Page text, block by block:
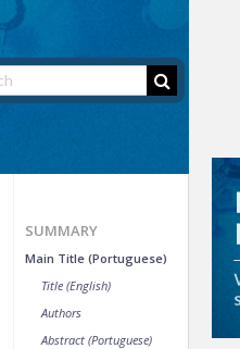
SUMMARY
Main Title (Portuguese)
Title (English)
Authors
Abstract (Portuguese)